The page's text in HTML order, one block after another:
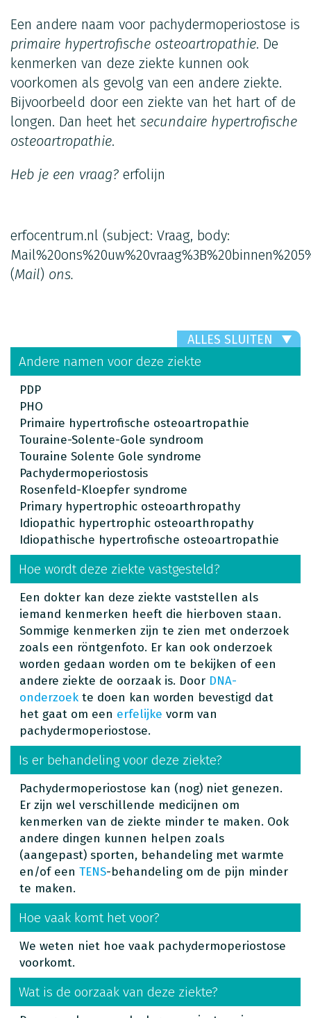
Een andere naam voor pachydermoperiostose is
primaire hypertrofische osteoartropathie. De
kenmerken van deze ziekte kunnen ook
voorkomen als gevolg van een andere ziekte.
Bijvoorbeeld door een ziekte van het hart of de
longen. Dan heet het secundaire hypertrofische
osteoartropathie.
Heb je een vraag? erfolijn
erfocentrum.nl (subject: Vraag, body:
(Mail) ons.
ALLES SLUITEN
Andere namen voor deze ziekte
PDP
PHO
Primaire hypertrofische osteoartropathie
Touraine-Solente-Gole syndroom
Touraine Solente Gole syndrome
Pachydermoperiostosis
Rosenfeld-Kloepfer syndrome
Primary hypertrophic osteoarthropathy
Idiopathic hypertrophic osteoarthropathy
Idiopathische hypertrofische osteoartropathie
Hoe wordt deze ziekte vastgesteld?
Een dokter kan deze ziekte vaststellen als
iemand kenmerken heeft die hierboven staan.
Sommige kenmerken zijn te zien met onderzoek
zoals een röntgenfoto. Er kan ook onderzoek
worden gedaan worden om te bekijken of een
andere ziekte de oorzaak is. Door DNA-
onderzoek te doen kan worden bevestigd dat
het gaat om een erfelijke vorm van
pachydermoperiostose.
Is er behandeling voor deze ziekte?
Pachydermoperiostose kan (nog) niet genezen.
Er zijn wel verschillende medicijnen om
kenmerken van de ziekte minder te maken. Ook
andere dingen kunnen helpen zoals
(aangepast) sporten, behandeling met warmte
en/of een TENS-behandeling om de pijn minder
te maken.
Hoe vaak komt het voor?
We weten niet hoe vaak pachydermoperiostose
voorkomt.
Wat is de oorzaak van deze ziekte?